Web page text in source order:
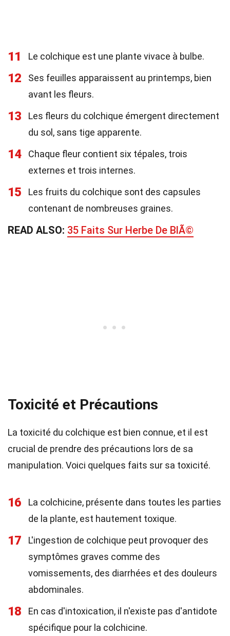
11 Le colchique est une plante vivace à bulbe.
12
Ses feuilles apparaissent au printemps, bien
avant les fleurs.
13
Les fleurs du colchique émergent directement
du sol, sans tige apparente.
14
Chaque fleur contient six tépales, trois
externes et trois internes.
15
Les fruits du colchique sont des capsules
contenant de nombreuses graines.
READ ALSO: 35 Faits Sur Herbe De BlÃ©
Toxicité et Précautions
La toxicité du colchique est bien connue, et il est
crucial de prendre des précautions lors de sa
manipulation. Voici quelques faits sur sa toxicité.
16
La colchicine, présente dans toutes les parties
de la plante, est hautement toxique.
17
L'ingestion de colchique peut provoquer des
symptômes graves comme des
vomissements, des diarrhées et des douleurs
abdominales.
18
En cas d'intoxication, il n'existe pas d'antidote
spécifique pour la colchicine.